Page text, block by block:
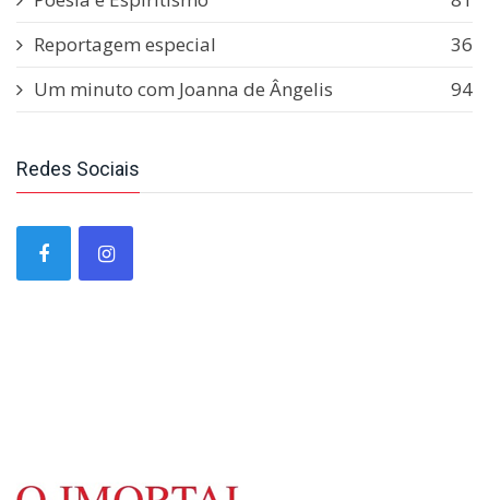
Reportagem especial
36
Um minuto com Joanna de Ângelis
94
Redes Sociais